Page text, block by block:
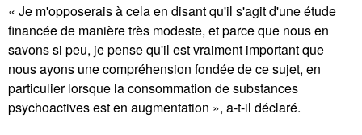
« Je m'opposerais à cela en disant qu'il s'agit d'une étude
financée de manière très modeste, et parce que nous en
savons si peu, je pense qu'il est vraiment important que
nous ayons une compréhension fondée de ce sujet, en
particulier lorsque la consommation de substances
psychoactives est en augmentation », a-t-il déclaré.